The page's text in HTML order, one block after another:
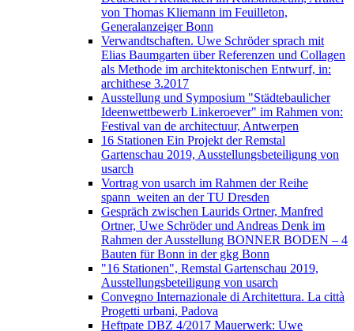
von Thomas Kliemann im Feuilleton,
Generalanzeiger Bonn
Verwandtschaften. Uwe Schröder sprach mit
Elias Baumgarten über Referenzen und Collagen
als Methode im architektonischen Entwurf, in:
archithese 3.2017
Ausstellung und Symposium "Städtebaulicher
Ideenwettbewerb Linkeroever" im Rahmen von:
Festival van de architectuur, Antwerpen
16 Stationen Ein Projekt der Remstal
Gartenschau 2019, Ausstellungsbeteiligung von
usarch
Vortrag von usarch im Rahmen der Reihe
spann_weiten an der TU Dresden
Gespräch zwischen Laurids Ortner, Manfred
Ortner, Uwe Schröder und Andreas Denk im
Rahmen der Ausstellung BONNER BODEN – 4
Bauten für Bonn in der gkg Bonn
"16 Stationen", Remstal Gartenschau 2019,
Ausstellungsbeteiligung von usarch
Convegno Internazionale di Architettura. La città
Progetti urbani, Padova
Heftpate DBZ 4/2017 Mauerwerk: Uwe